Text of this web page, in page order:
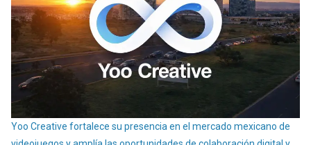
Yoo Creative fortalece su presencia en el mercado mexicano de